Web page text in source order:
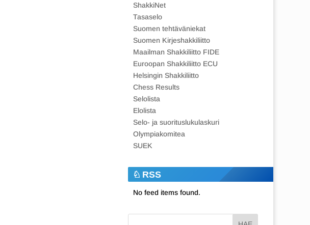
ShakkiNet
Tasaselo
Suomen tehtäväniekat
Suomen Kirjeshakkiliitto
Maailman Shakkiliitto FIDE
Euroopan Shakkiliitto ECU
Helsingin Shakkiliitto
Chess Results
Selolista
Elolista
Selo- ja suorituslukulaskuri
Olympiakomitea
SUEK
RSS
No feed items found.